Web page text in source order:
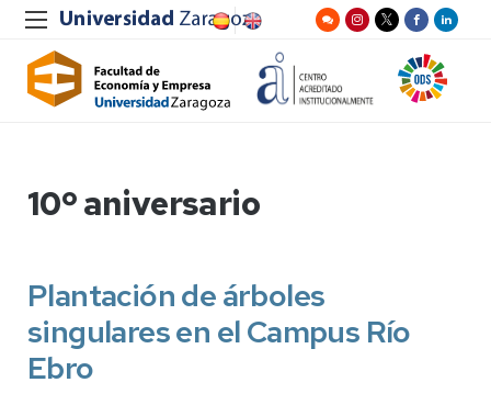
10º aniversario
Plantación de árboles
singulares en el Campus Río
Ebro